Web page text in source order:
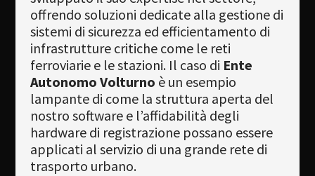
offrendo soluzioni dedicate alla gestione di
sistemi di sicurezza ed efficientamento di
infrastrutture critiche come le reti
ferroviarie e le stazioni. Il caso di Ente
Autonomo Volturno è un esempio
lampante di come la struttura aperta del
nostro software e l’affidabilità degli
hardware di registrazione possano essere
applicati al servizio di una grande rete di
trasporto urbano.